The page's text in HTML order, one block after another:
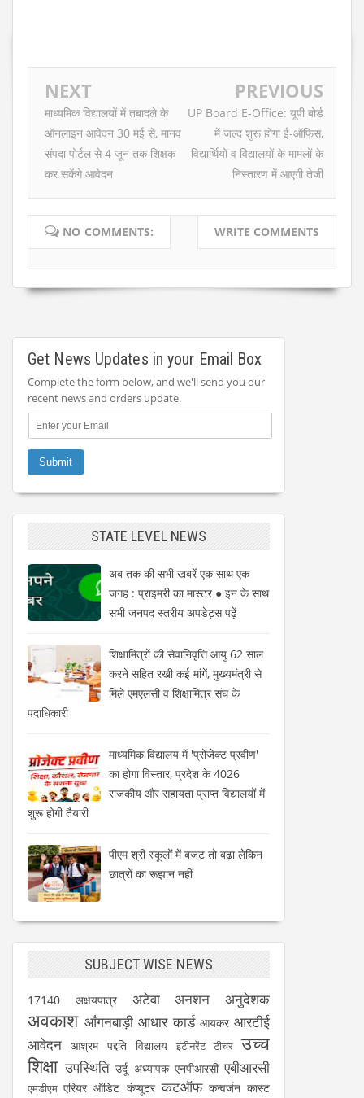
NEXT
माध्यमिक विद्यालयों में तबादले के
ऑनलाइन आवेदन 30 मई से, मानव
संपदा पोर्टल से 4 जून तक शिक्षक
कर सकेंगे आवेदन
PREVIOUS
UP Board E-Office: यूपी बोर्ड
में जल्द शुरू होगा ई-ऑफिस,
विद्यार्थियों व विद्यालयों के मामलों के
निस्तारण में आएगी तेजी
NO COMMENTS: WRITE COMMENTS
Get News Updates in your Email Box
Complete the form below, and we'll send you our
recent news and orders update.
STATE LEVEL NEWS
अब तक की सभी खबरें एक साथ एक
जगह : प्राइमरी का मास्टर ● इन के साथ
सभी जनपद स्तरीय अपडेट्स पढ़ें
शिक्षामित्रों की सेवानिवृत्ति आयु 62 साल
करने सहित रखी कई मांगें, मुख्यमंत्री से
मिले एमएलसी व शिक्षामित्र संघ के
पदाधिकारी
माध्यमिक विद्यालय में 'प्रोजेक्ट प्रवीण'
का होगा विस्तार, प्रदेश के 4026
राजकीय और सहायता प्राप्त विद्यालयों में
शुरू होगी तैयारी
पीएम श्री स्कूलों में बजट तो बढ़ा लेकिन
छात्रों का रूझान नहीं
SUBJECT WISE NEWS
17140 अक्षयपात्र अटेवा अनशन अनुदेशक
अवकाश आँगनबाड़ी आधार कार्ड आयकर आरटीई
आवेदन आश्रम पद्दति विद्यालय इंटीनरेंट टीचर उच्च
शिक्षा उपस्थिति उर्दू अध्यापक एनपीआरसी एबीआरसी
एमडीएम एरियर ऑडिट कंप्यूटर कटऑफ कन्वर्जन कास्ट